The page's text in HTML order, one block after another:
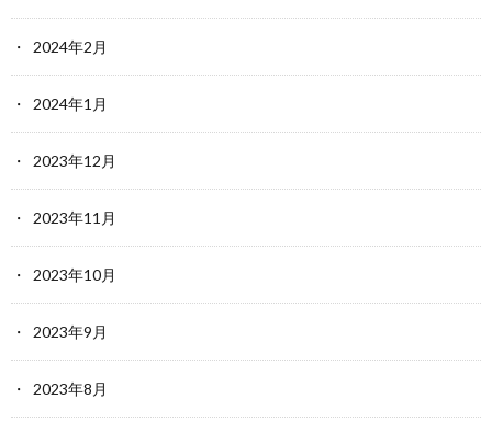
2024年2月
2024年1月
2023年12月
2023年11月
2023年10月
2023年9月
2023年8月